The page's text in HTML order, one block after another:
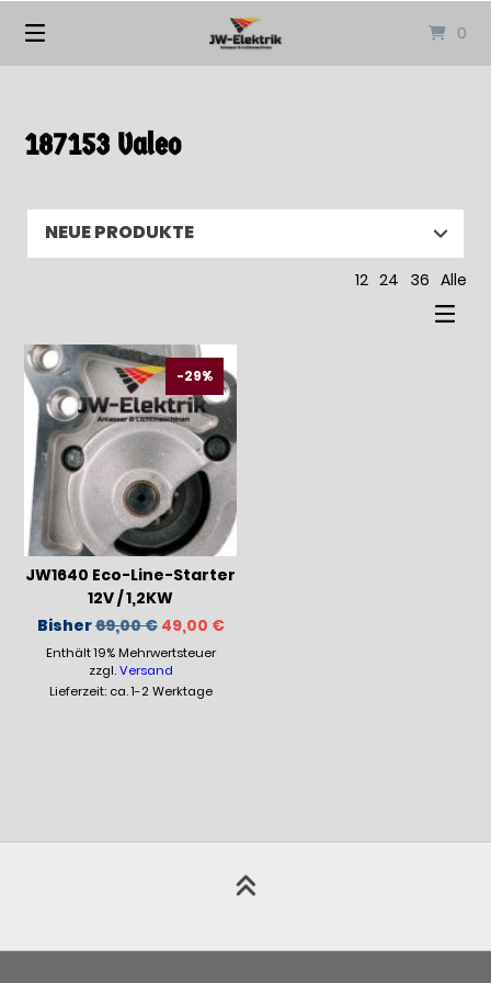
0
187153 Valeo
12 24 36 Alle
-29%
JW1640 Eco-Line-Starter
12V / 1,2KW
Bisher69,00€ Ursprünglicher
Preis
war:
69,00 €
49,00 €Aktueller
Enthält 19% Mehrwertsteuer
zzgl.Versand
Lieferzeit: ca. 1-2 Werktage